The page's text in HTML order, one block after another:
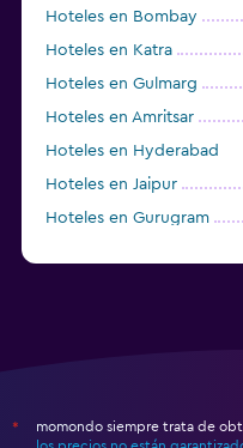
Hoteles en Bombay
Hoteles en Katra
Hoteles en Gulmarg
Hoteles en Amritsar
Hoteles en Hyderabad
Hoteles en Jaipur
Hoteles en Gurugram
*
momondo siempre trata de